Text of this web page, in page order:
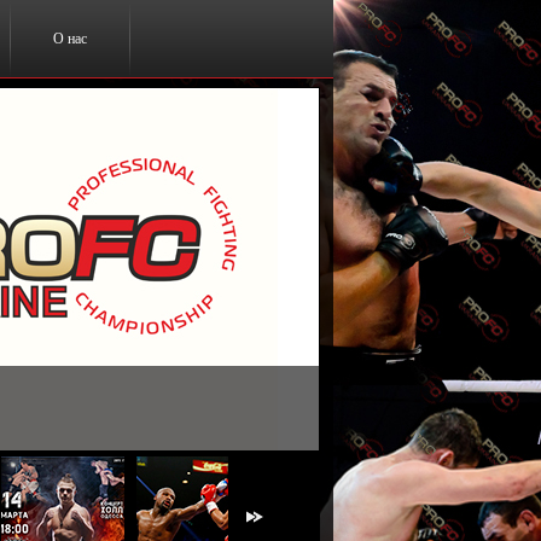
О нас